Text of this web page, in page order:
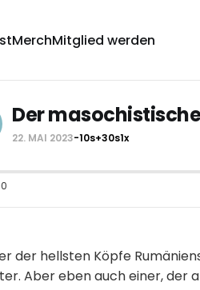
MerchMitglied werden
Der
22. MAI 2023-10s+30s1x
der hellsten Köpfe
Aber eben auch einer, der